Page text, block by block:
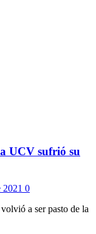
UCV sufrió su
2021 0
a ser pasto de la